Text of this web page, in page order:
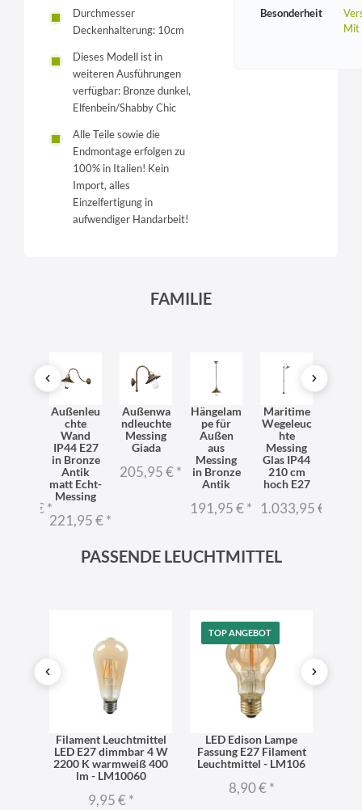
Durchmesser
Deckenhalterung: 10cm
Dieses Modell ist in
weiteren Ausführungen
verfügbar: Bronze dunkel,
Elfenbein/Shabby Chic
Alle Teile sowie die
Endmontage erfolgen zu
100% in Italien! Kein
Import, alles
Einzelfertigung in
aufwendiger Handarbeit!
Besonderheit
Mit
FAMILIE
€*
Außenleu
chte
Wand
IP44 E27
in Bronze
Antik
matt Echt-
Messing
221,95 €*
Außenwa
ndleuchte
Messing
Giada
205,95 €*
Hängelam
pe für
Außen
aus
Messing
in Bronze
Antik
191,95 €*
Maritime
Wegeleuc
hte
Messing
Glas IP44
210 cm
hoch E27
1.033,95 €
PASSENDE LEUCHTMITTEL
Filament Leuchtmittel
LED E27 dimmbar 4 W
2200 K warmweiß 400
lm - LM10060
9,95 €*
TOP ANGEBOT
LED Edison Lampe
Fassung E27 Filament
Leuchtmittel - LM106
8,90 €*